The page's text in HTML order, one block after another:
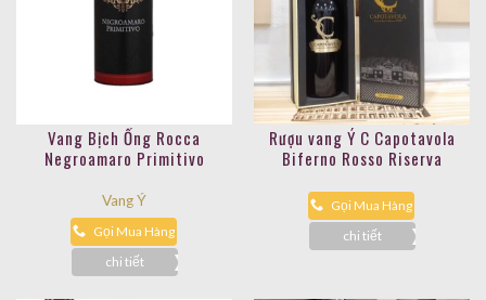
Vang Bịch Ống Rocca
Negroamaro Primitivo
Vang Ý
Gọi Mua Hàng
chi tiết
Rượu vang Ý C Capotavola
Biferno Rosso Riserva
Gọi Mua Hàng
chi tiết